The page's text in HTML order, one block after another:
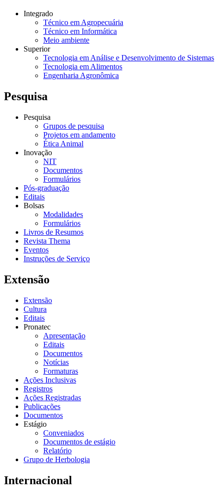
Integrado
Técnico em Agropecuária
Técnico em Informática
Meio ambiente
Superior
Tecnologia em Análise e Desenvolvimento de Sistemas
Tecnologia em Alimentos
Engenharia Agronômica
Pesquisa
Pesquisa
Grupos de pesquisa
Projetos em andamento
Ética Animal
Inovação
NIT
Documentos
Formulários
Pós-graduação
Editais
Bolsas
Modalidades
Formulários
Livros de Resumos
Revista Thema
Eventos
Instruções de Serviço
Extensão
Extensão
Cultura
Editais
Pronatec
Apresentação
Editais
Documentos
Notícias
Formaturas
Ações Inclusivas
Registros
Ações Registradas
Publicações
Documentos
Estágio
Conveniados
Documentos de estágio
Relatório
Grupo de Herbologia
Internacional